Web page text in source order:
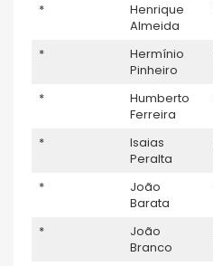
*
Henrique
Almeida
*
Hermínio
Pinheiro
*
Humberto
Ferreira
*
Isaias
Peralta
*
João
Barata
*
João
Branco